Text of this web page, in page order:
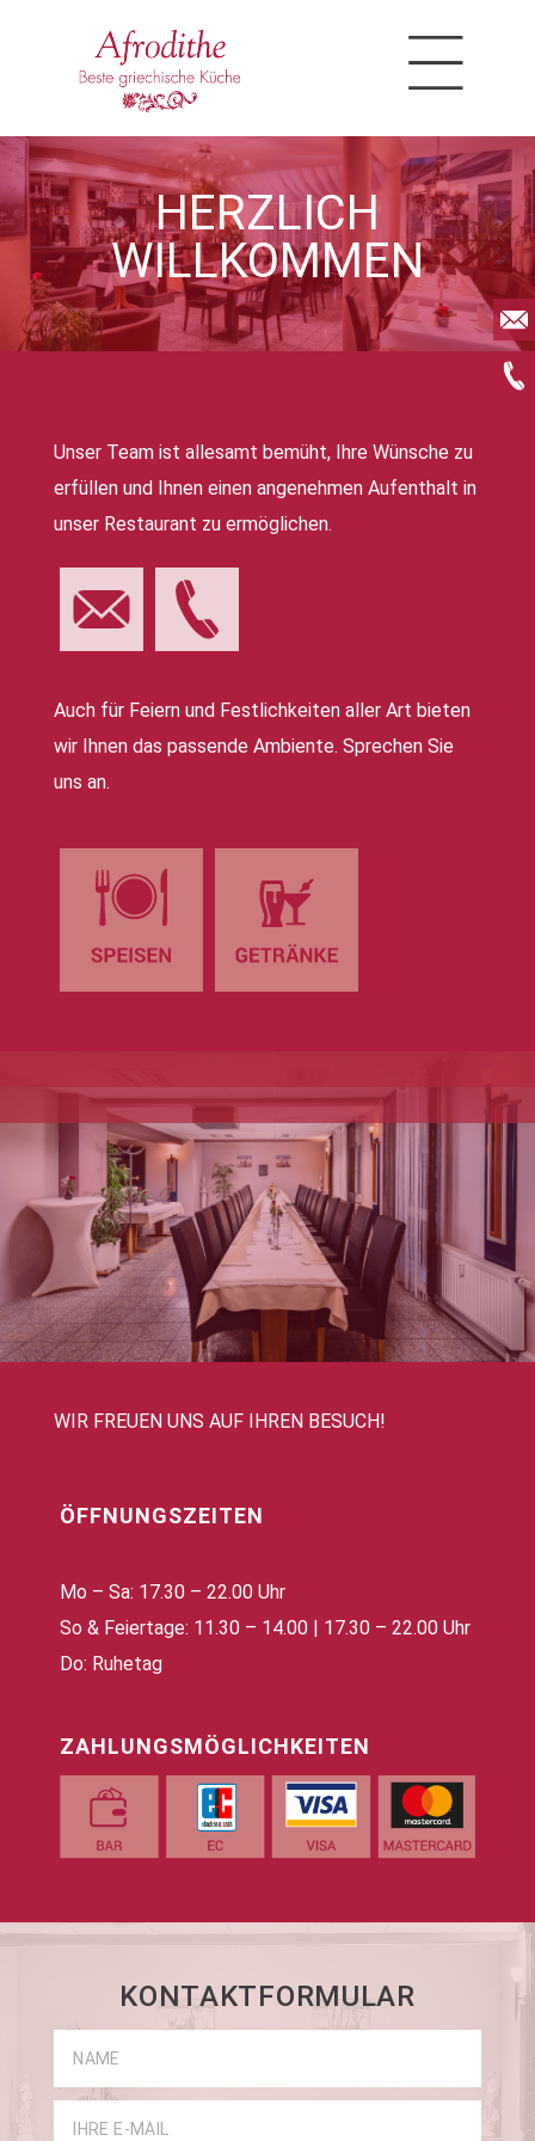
Mail
schreiben
anrufen
HERZLICH
WILLKOMMEN
Unser Team ist allesamt bemüht, Ihre Wünsche zu
erfüllen und Ihnen einen angenehmen Aufenthalt in
unser Restaurant zu ermöglichen.
Auch für Feiern und Festlichkeiten aller Art bieten
wir Ihnen das passende Ambiente. Sprechen Sie
uns an.
WIR FREUEN UNS AUF IHREN BESUCH!
ÖFFNUNGSZEITEN
Mo – Sa: 17.30 – 22.00 Uhr
So & Feiertage: 11.30 – 14.00 | 17.30 – 22.00 Uhr
Do: Ruhetag
ZAHLUNGSMÖGLICHKEITEN
KONTAKTFORMULAR